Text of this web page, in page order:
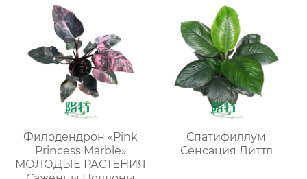
Филодендрон «Pink
Princess Marble»
МОЛОДЫЕ РАСТЕНИЯ
Спатифиллум
Сенсация Литтл